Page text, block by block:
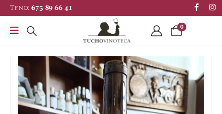
Tfno:675 89 66 41
0